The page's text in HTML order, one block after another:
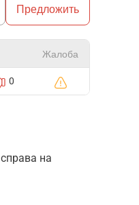
Предложить
Жалоба
0
на